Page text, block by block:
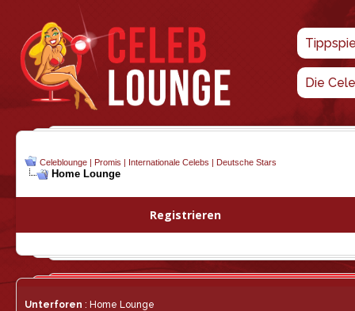
Die
Celeblounge | Promis | Internationale Celebs | Deutsche Stars
Home Lounge
Registrieren
Unterforen : Home Lounge